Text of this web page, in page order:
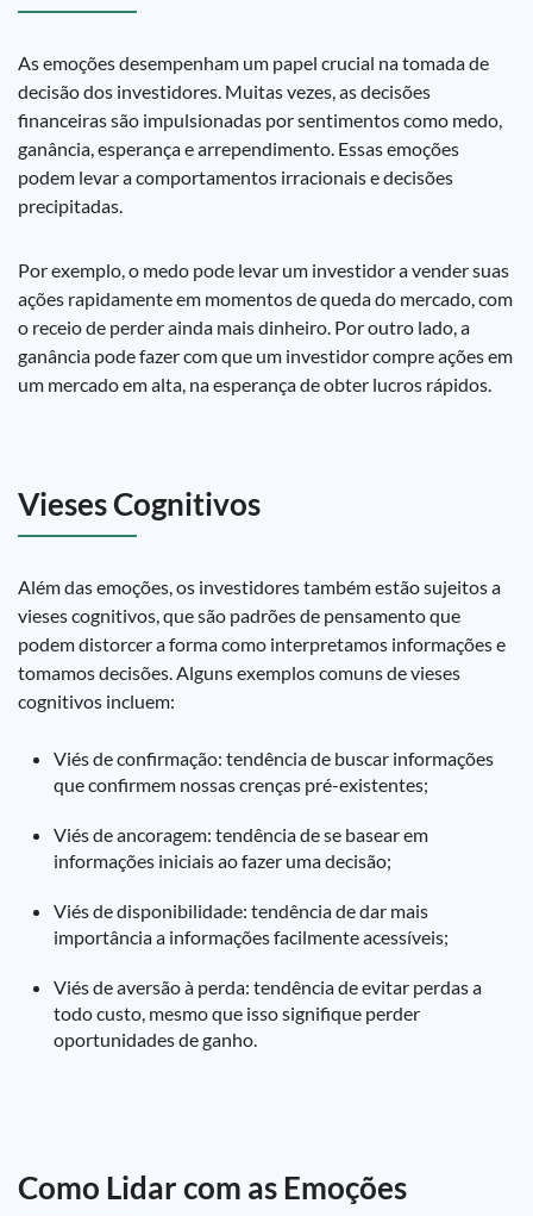
As emoções desempenham um papel crucial na tomada de
decisão dos investidores. Muitas vezes, as decisões
financeiras são impulsionadas por sentimentos como medo,
ganância, esperança e arrependimento. Essas emoções
podem levar a comportamentos irracionais e decisões
precipitadas.
Por exemplo, o medo pode levar um investidor a vender suas
ações rapidamente em momentos de queda do mercado, com
o receio de perder ainda mais dinheiro. Por outro lado, a
ganância pode fazer com que um investidor compre ações em
um mercado em alta, na esperança de obter lucros rápidos.
Vieses Cognitivos
Além das emoções, os investidores também estão sujeitos a
vieses cognitivos, que são padrões de pensamento que
podem distorcer a forma como interpretamos informações e
tomamos decisões. Alguns exemplos comuns de vieses
cognitivos incluem:
Viés de confirmação: tendência de buscar informações
que confirmem nossas crenças pré-existentes;
Viés de ancoragem: tendência de se basear em
informações iniciais ao fazer uma decisão;
Viés de disponibilidade: tendência de dar mais
importância a informações facilmente acessíveis;
Viés de aversão à perda: tendência de evitar perdas a
todo custo, mesmo que isso signifique perder
oportunidades de ganho.
Como Lidar com as Emoções